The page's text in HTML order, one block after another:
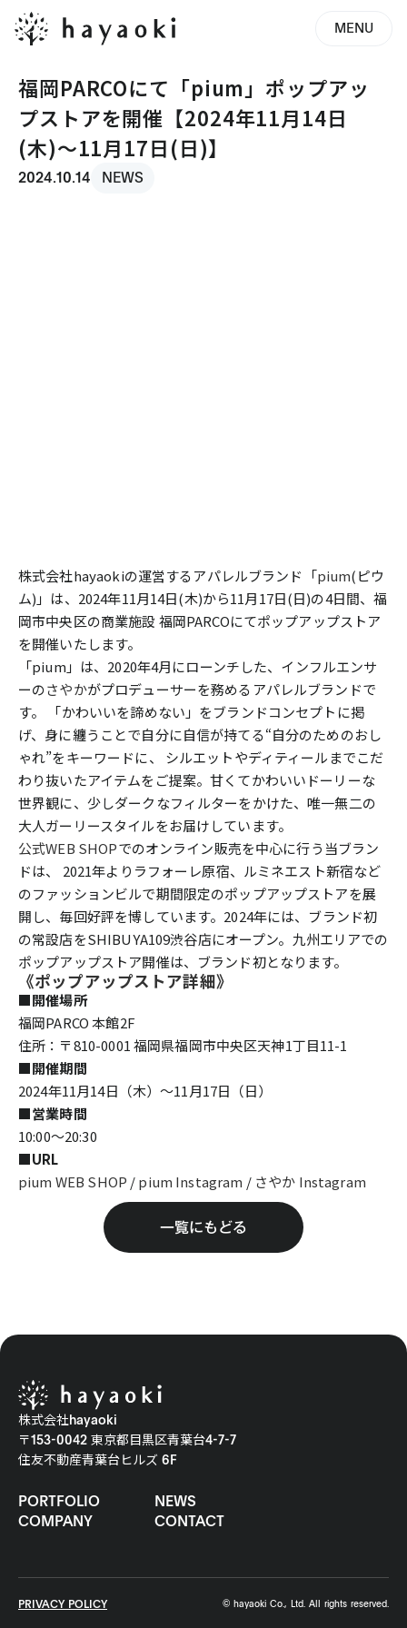
MENU
福岡PARCOにて「pium」ポップアッ
プストアを開催【2024年11月14日
(木)〜11月17日(日)】
2024.10.14 NEWS
株式会社hayaokiの運営するアパレルブランド「pium(ピウ
ム)」は、2024年11月14日(木)から11月17日(日)の4日間、福
岡市中央区の商業施設 福岡PARCOにてポップアップストア
を開催いたします。
「pium」は、2020年4月にローンチした、インフルエンサ
ーのさやかがプロデューサーを務めるアパレルブランドで
す。 「かわいいを諦めない」をブランドコンセプトに掲
げ、身に纏うことで自分に自信が持てる“自分のためのおし
ゃれ”をキーワードに、 シルエットやディティールまでこだ
わり抜いたアイテムをご提案。甘くてかわいいドーリーな
世界観に、少しダークなフィルターをかけた、唯一無二の
大人ガーリースタイルをお届けしています。
公式WEB SHOPでのオンライン販売を中心に行う当ブラン
ドは、 2021年よりラフォーレ原宿、ルミネエスト新宿など
のファッションビルで期間限定のポップアップストアを展
開し、毎回好評を博しています。2024年には、ブランド初
の常設店をSHIBUYA109渋谷店にオープン。九州エリアでの
ポップアップストア開催は、ブランド初となります。
《ポップアップストア詳細》
■開催場所
福岡PARCO 本館2F
住所：〒810-0001 福岡県福岡市中央区天神1丁目11-1
■開催期間
2024年11月14日（木）〜11月17日（日）
■営業時間
10:00～20:30
■URL
pium WEB SHOP /pium Instagram / さやか Instagram
一覧にもどる
株式会社hayaoki
〒153-0042 東京都目黒区青葉台4-7-7
住友不動産青葉台ヒルズ 6F
PORTFOLIO
NEWS
COMPANY
CONTACT
PRIVACY POLICY © hayaoki Co., Ltd. All rights reserved.